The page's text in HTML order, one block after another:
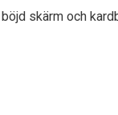
skärm och